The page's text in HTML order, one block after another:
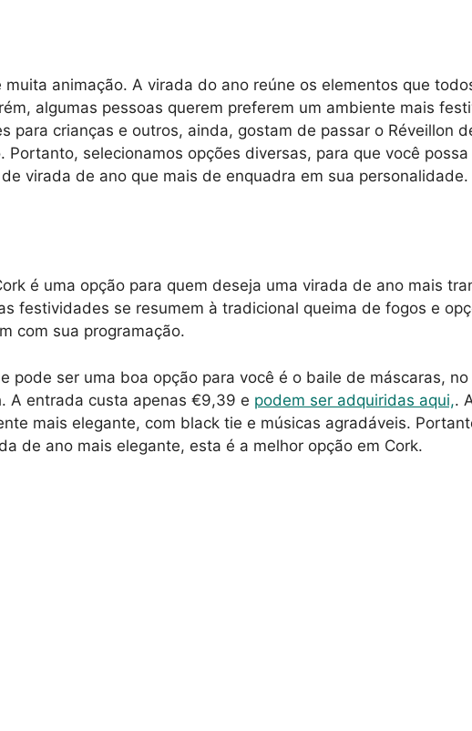
muita animação. A virada do ano reúne os elementos que
algumas pessoas querem preferem um ambiente mais
para crianças e outros, ainda, gostam de passar o Réveillon
Portanto, selecionamos opções diversas, para que você
virada de ano que mais de enquadra em sua personalidade.
é uma opção para quem deseja uma virada de ano mais
festividades se resumem à tradicional queima de fogos e
com sua programação.
pode ser uma boa opção para você é o baile de máscaras, no
A entrada custa apenas €9,39 e podem ser adquiridas aqui,.
mais elegante, com black tie e músicas agradáveis.
de ano mais elegante, esta é a melhor opção em Cork.